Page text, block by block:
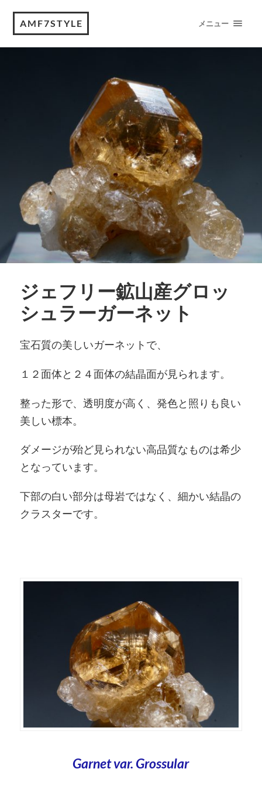
AMF7STYLE メニュー
ジェフリー鉱山産グロッ
シュラーガーネット
宝石質の美しいガーネットで、
１２面体と２４面体の結晶面が見られます。
整った形で、透明度が高く、発色と照りも良い
美しい標本。
ダメージが殆ど見られない高品質なものは希少
となっています。
下部の白い部分は母岩ではなく、細かい結晶の
クラスターです。
Garnet var. Grossular